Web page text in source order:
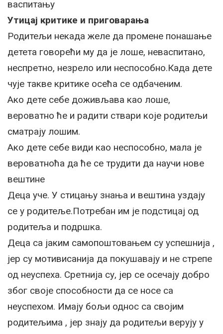
васпитању
Утицај критике и приговарања
Родитељи некада желе да промене понашање
детета говорећи му да је лоше, неваспитано,
неспретно, незрело или неспособно.Када дете
чује такве критике осећа се одбаченим.
Ако дете себе доживљава као лоше,
вероватно ће и радити ствари које родитељи
сматрају лошим.
Ако дете себе види као неспособно, мала је
вероватноћа да ће се трудити да научи нове
вештине
Деца уче. У стицању знања и вештина уздају
се у родитеље.Потребан им је подстицај од
родитеља и подршка.
Деца са јаким самопоштовањем су успешнија ,
јер су мотивисанија да покушавају и не стрепе
од неуспеха. Сретнија су, јер се осечају добро
због своје способности да се носе са
неуспехом. Имају бољи однос са својим
родитељима , јер знају да родитељи верују у